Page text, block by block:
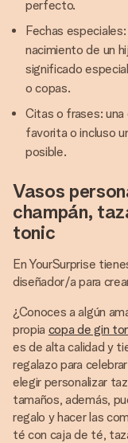
perfecto.
Fechas
nacimiento de un
significado
o copas.
Citas o frases: una
favorita o incluso
posible.
Vasos
champán,
tonic
En YourSurprise
diseñador/a para
¿Conoces a algún
propia copa de gin
es de alta calidad y
regalazo para
elegir personalizar
tamaños, además,
regalo y hacer las
té con caja de té,